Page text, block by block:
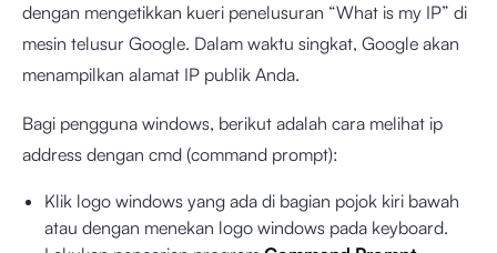
dengan mengetikkan kueri penelusuran “What is my IP” di
mesin telusur Google. Dalam waktu singkat, Google akan
menampilkan alamat IP publik Anda.
Bagi pengguna windows, berikut adalah cara melihat ip
address dengan cmd (command prompt):
Klik logo windows yang ada di bagian pojok kiri bawah
atau dengan menekan logo windows pada keyboard.